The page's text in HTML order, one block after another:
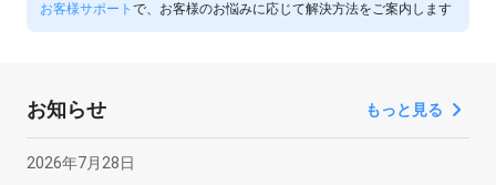
お客様サポート で、お客様のお悩みに応じて解決方法をご案内します
お知らせ もっと見る
2026年7月28日